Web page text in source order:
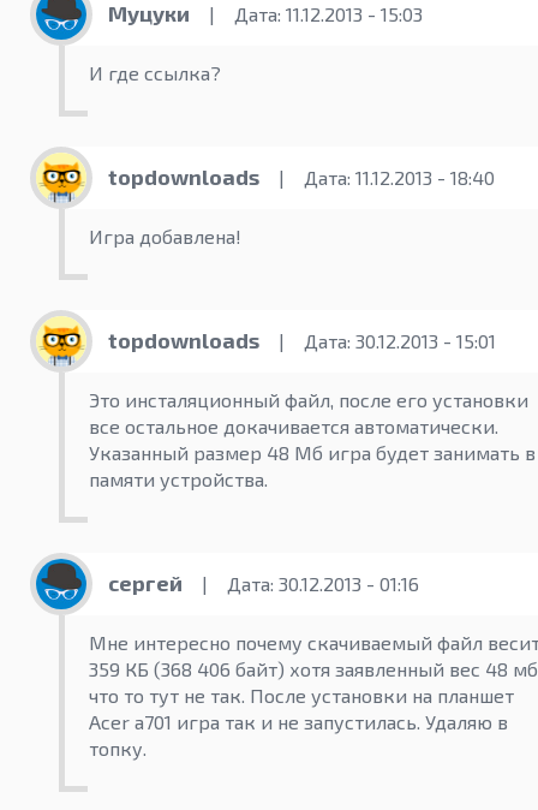
Муцуки | Дата: 11.12.2013 - 15:03
И где ссылка?
topdownloads | Дата: 11.12.2013 - 18:40
Игра добавлена!
topdownloads | Дата: 30.12.2013 - 15:01
Это инсталяционный файл, после его установки
все остальное докачивается автоматически.
Указанный размер 48 Мб игра будет занимать в
памяти устройства.
сергей | Дата: 30.12.2013 - 01:16
Мне интересно почему скачиваемый файл
359 КБ (368 406 байт) хотя заявленный вес 48
что то тут не так. После установки на планшет
Acer a701 игра так и не запустилась. Удаляю в
топку.